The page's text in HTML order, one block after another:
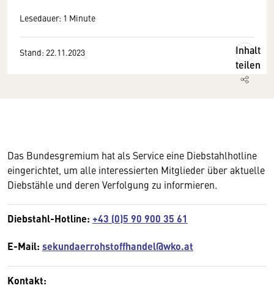
Lesedauer: 1 Minute
Stand: 22.11.2023
Inhalt
teilen
Das Bundesgremium hat als Service eine Diebstahlhotline
eingerichtet, um alle interessierten Mitglieder über aktuelle
Diebstähle und deren Verfolgung zu informieren.
Diebstahl-Hotline: +43 (0)5 90 900 35 61
E-Mail: sekundaerrohstoffhandel@wko.at
Kontakt: